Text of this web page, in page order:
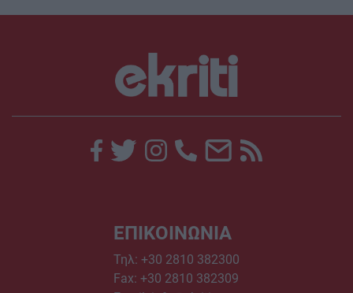
ΕΠΙΚΟΙΝΩΝΙΑ
Τηλ: +30 2810 382300
Fax: +30 2810 382309